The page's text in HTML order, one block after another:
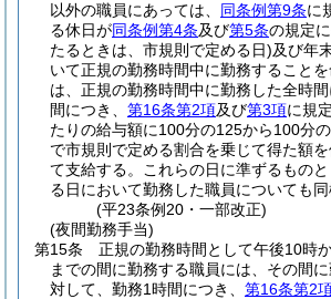
以外の職員にあっては、 同条例第9条に
る休日が同条例第4条及び第5条の規定
たるときは、市規則で定める日)及び年
いて正規の勤務時間中に勤務すること
は、正規の勤務時間中に勤務した全時
間につき、 第16条第2項及び第3項に規
たりの給与額に100分の125から100分
で市規則で定める割合を乗じて得た額
て支給する。
これらの日に準ずるもの
る日において勤務した職員についても同
(平23条例20・一部改正)
(夜間勤務手当)
第15条
正規の勤務時間として午後10時
までの間に勤務する職員には、その間
対して、勤務1時間につき、 第16条第2